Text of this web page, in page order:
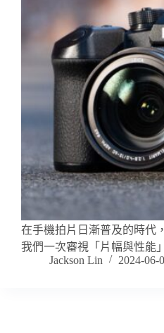
在手機拍片日漸普及的時代
我們一次審視「片幅與性能
Jackson Lin
2024-06-